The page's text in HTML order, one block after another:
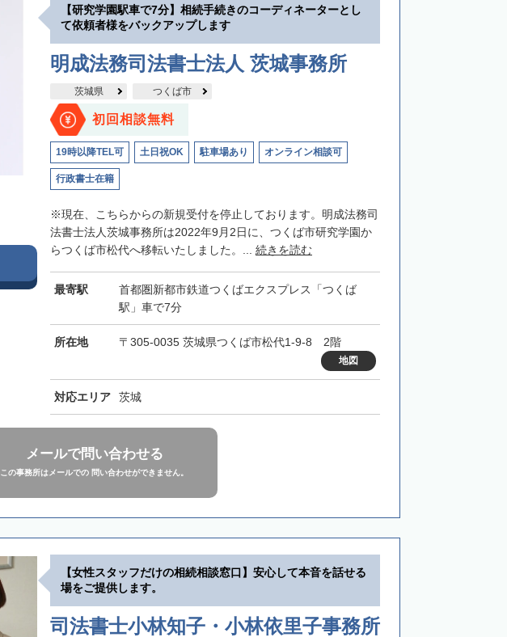
【研究学園駅車で7分】相続手続きのコーディネーターとし
て依頼者様をバックアップします
明成法務司法書士法人 茨城事務所
茨城県 つくば市
初回相談無料
19時以降TEL可 土日祝OK 駐車場あり オンライン相談可
行政書士在籍
※現在、こちらからの新規受付を停止しております。明成法務司
法書士法人茨城事務所は2022年9月2日に、つくば市研究学園か
らつくば市松代へ移転いたしました。... 続きを読む
最寄駅
首都圏新都市鉄道つくばエクスプレス「つくば
駅」車で7分
所在地 〒305-0035 茨城県つくば市松代1-9-8 2階
地図
対応エリア 茨城
メールで問い合わせる
この事務所はメールでの 問い合わせができません。
【女性スタッフだけの相続相談窓口】安心して本音を話せる
場をご提供します。
司法書士小林知子・小林依里子事務所